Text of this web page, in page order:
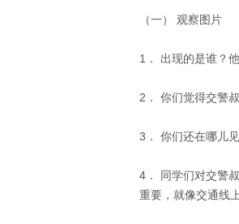
（一） 观察图片
1． 出现的是谁？
2． 你们觉得交警
3． 你们还在哪儿
4． 同学们对交警
重要，就像交通线